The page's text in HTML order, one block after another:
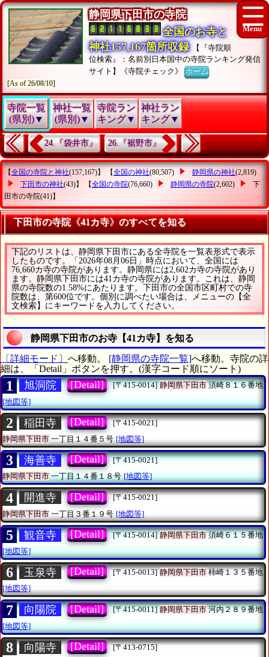
静岡県下田市の寺院
全国のお寺と
神社157,167箇所収録
【『寺院順
位検索』：名前別日本国中の寺院ランキング発信
サイト】《寺院チェック》ホーム
[As of 26/08/10]
寺院一覧
(県別)▼
神社一覧
(県別)▼
寺院ラン
キング▼
神社ラン
キング▼
24.『袋井市』 26.『裾野市』
【全国の寺院と神社(157,167)】 【全国の神社(80,507) 静岡県の神社(2,819)
下田市の神社(43)】 【全国の寺院(76,660) 静岡県の寺院(2,602)
下
田市の寺院(41)】
下田市の寺院《41カ寺》のすべてを知る
下記のリストは、静岡県下田市にある全寺院を一覧表形式で表示
したものです。「2026年08月06日」時点において、全国には
76,660カ寺の寺院があります。静岡県には2,602カ寺の寺院があり
ます。静岡県下田市には41カ寺の寺院があります。これは、静岡
県の寺院数の1.58%にあたります。下田市の全国市区町村での寺
院数は、第600位です。個別に調べたい場合は、メニューの【全
文検索】にキーワードを入力してください。
静岡県下田市のお寺【41カ寺】を知る
〔詳細モード〕 へ移動。 [静岡県の寺院一覧]へ移動。寺院の詳
細は、「Detail」ボタンを押す。(漢字コード順にソート)
1 旭洞院 [Detail] [〒415-0014] 静岡県下田市須崎８１６番地
[地図等]
2 稲田寺 [Detail]
[〒415-0021]
静岡県下田市一丁目１４番５号 [地図等]
3 海善寺 [Detail]
[〒415-0021]
静岡県下田市一丁目１４番１８号 [地図等]
4 開進寺 [Detail]
[〒415-0021]
静岡県下田市 一丁目３番１９号 [地図等]
5 観音寺 [Detail] [〒415-0014] 静岡県下田市須崎６１５番地
[地図等]
6 玉泉寺 [Detail] [〒415-0013] 静岡県下田市柿崎１３５番地
[地図等]
7 向陽院 [Detail] [〒415-0011] 静岡県下田市河内２８９番地
[地図等]
8 向陽寺 [Detail]
[〒413-0715]